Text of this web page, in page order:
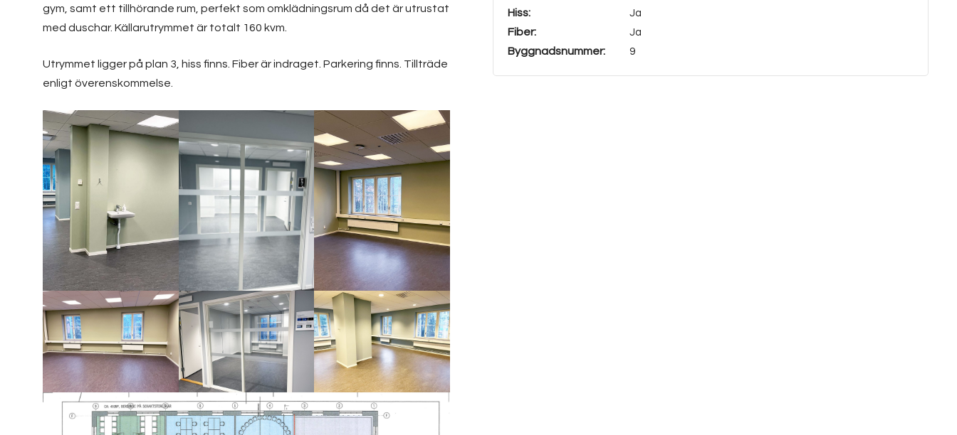
gym, samt ett tillhörande rum, perfekt som omklädningsrum då det är utrustat
med duschar. Källarutrymmet är totalt 160 kvm.
Utrymmet ligger på plan 3, hiss finns. Fiber är indraget. Parkering finns. Tillträde
enligt överenskommelse.
Hiss: Ja
Fiber: Ja
Byggnadsnummer: 9